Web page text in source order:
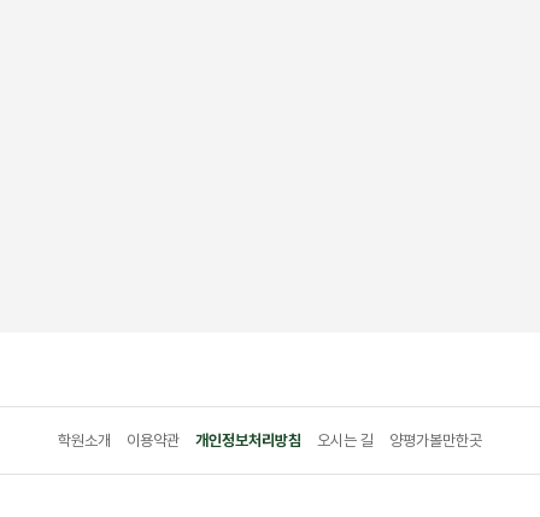
학원소개 이용약관 개인정보처리방침 오시는 길 양평가볼만한곳